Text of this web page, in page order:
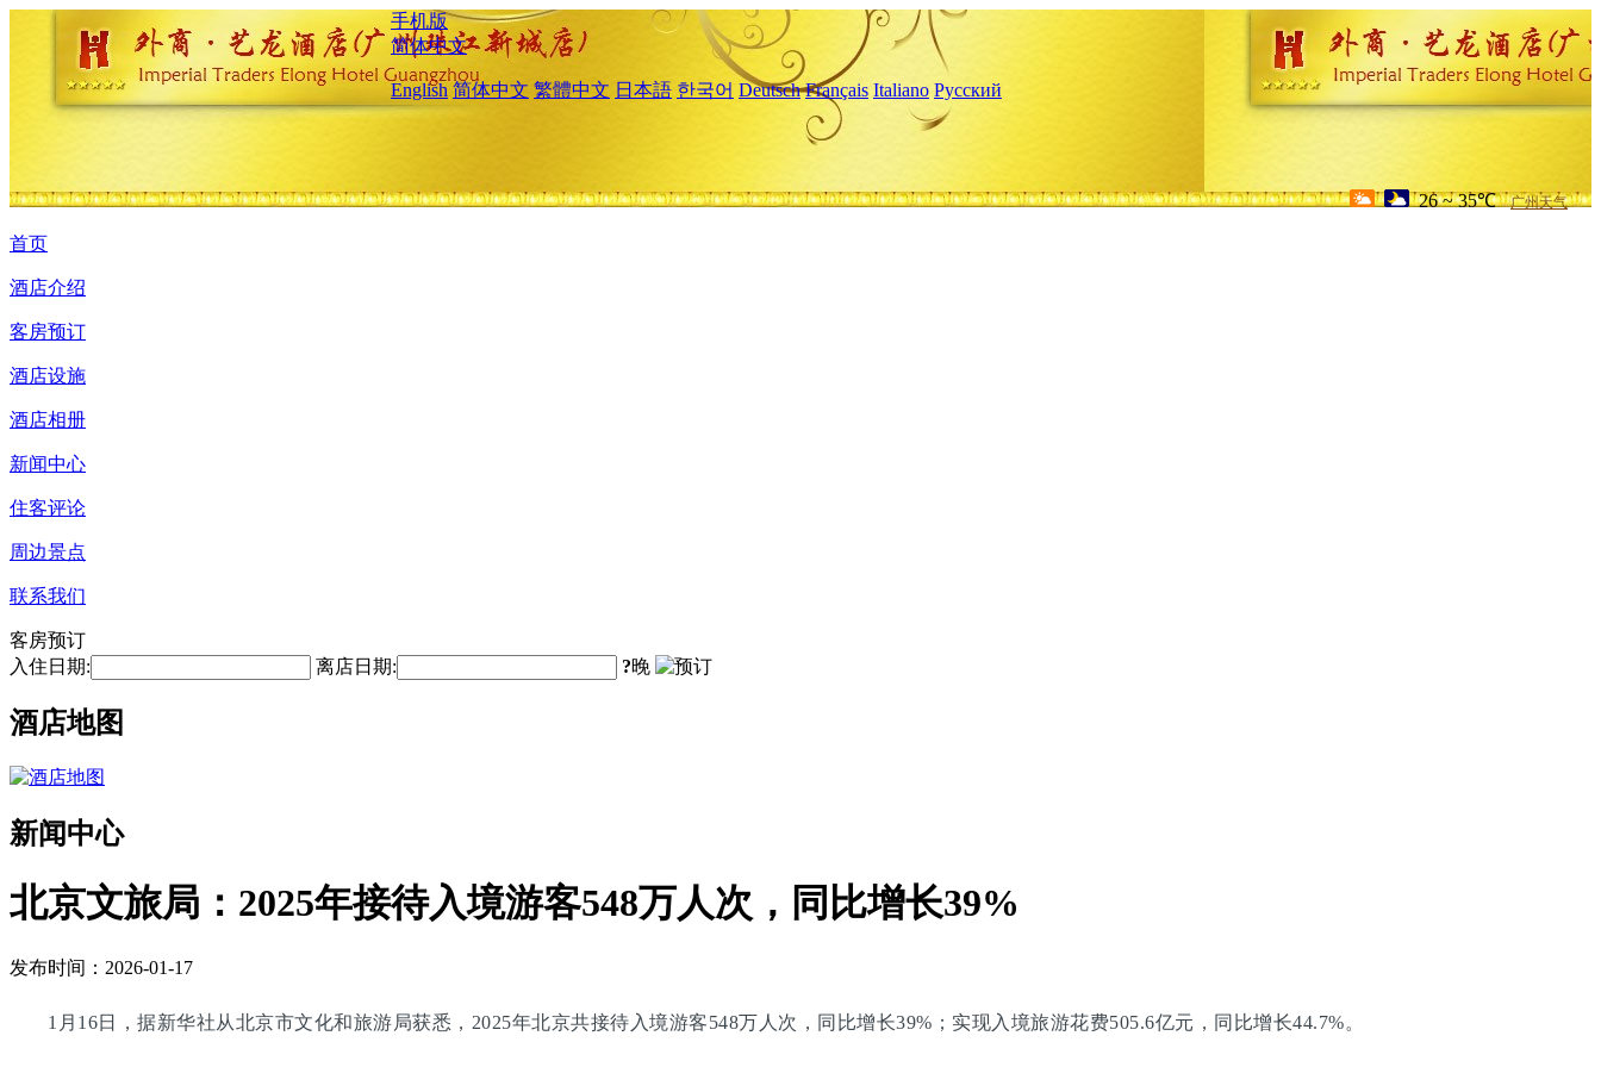
手机版
简体中文
English 简体中文 繁體中文 日本語 한국어 Deutsch Français Italiano Русский
26 ~ 35℃ 广州天气
首页
酒店介绍
客房预订
酒店设施
酒店相册
新闻中心
住客评论
周边景点
联系我们
客房预订
入住日期:
离店日期: ?晚
酒店地图
新闻中心
北京文旅局：2025年接待入境游客548万人次，同比增长39%
发布时间：2026-01-17
1月16日，据新华社从北京市文化和旅游局获悉，2025年北京共接待入境游客548万人次，同比增长39%；实现入境旅游花费505.6亿元，同比增长44.7%。